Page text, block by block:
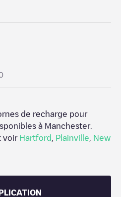
de recharge pour
à Manchester.
voir Hartford Plainville
New